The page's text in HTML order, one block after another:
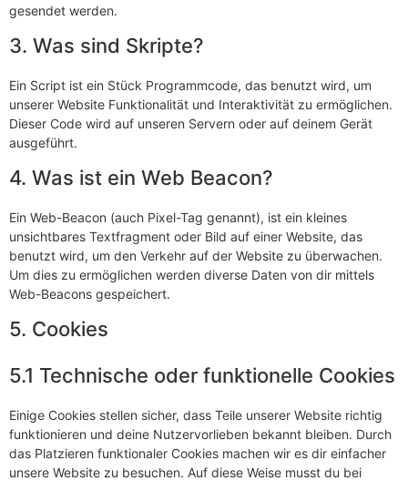
gesendet werden.
3. Was sind Skripte?
Ein Script ist ein Stück Programmcode, das benutzt wird, um
unserer Website Funktionalität und Interaktivität zu ermöglichen.
Dieser Code wird auf unseren Servern oder auf deinem Gerät
ausgeführt.
4. Was ist ein Web Beacon?
Ein Web-Beacon (auch Pixel-Tag genannt), ist ein kleines
unsichtbares Textfragment oder Bild auf einer Website, das
benutzt wird, um den Verkehr auf der Website zu überwachen.
Um dies zu ermöglichen werden diverse Daten von dir mittels
Web-Beacons gespeichert.
5. Cookies
5.1 Technische oder funktionelle Cookies
Einige Cookies stellen sicher, dass Teile unserer Website richtig
funktionieren und deine Nutzervorlieben bekannt bleiben. Durch
das Platzieren funktionaler Cookies machen wir es dir einfacher
unsere Website zu besuchen. Auf diese Weise musst du bei